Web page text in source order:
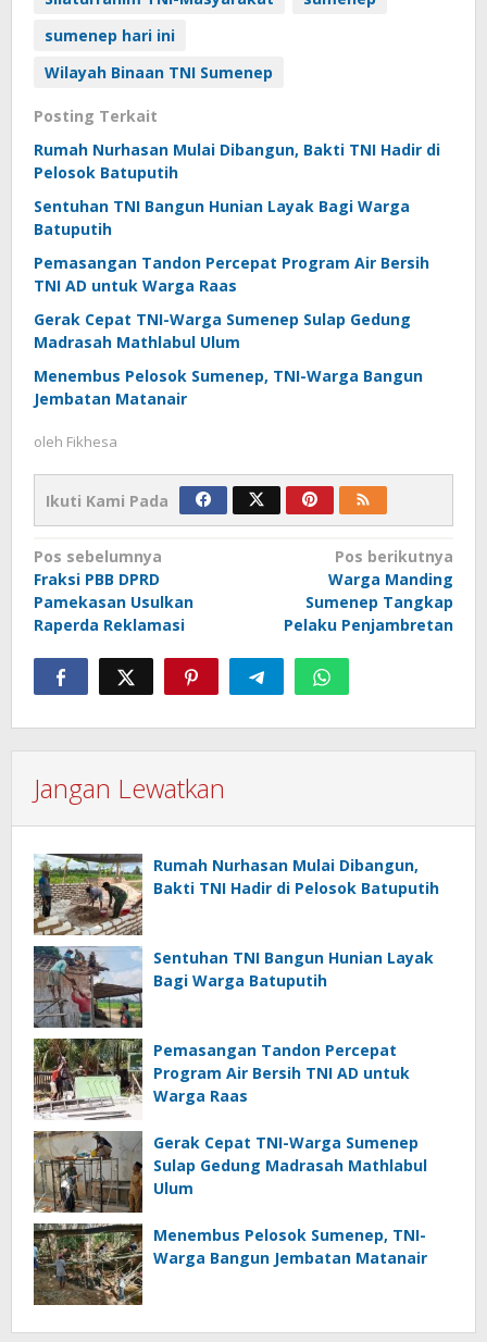
sumenep hari ini
Wilayah Binaan TNI Sumenep
Posting Terkait
Rumah Nurhasan Mulai Dibangun, Bakti TNI Hadir di
Pelosok Batuputih
Sentuhan TNI Bangun Hunian Layak Bagi Warga
Batuputih
Pemasangan Tandon Percepat Program Air Bersih
TNI AD untuk Warga Raas
Gerak Cepat TNI-Warga Sumenep Sulap Gedung
Madrasah Mathlabul Ulum
Menembus Pelosok Sumenep, TNI-Warga Bangun
Jembatan Matanair
oleh Fikhesa
Ikuti Kami Pada
Navigasi
pos
Pos sebelumnya
Fraksi PBB DPRD
Pamekasan Usulkan
Raperda Reklamasi
Pos berikutnya
Warga Manding
Sumenep Tangkap
Pelaku Penjambretan
Jangan Lewatkan
Rumah Nurhasan Mulai Dibangun,
Bakti TNI Hadir di Pelosok Batuputih
Sentuhan TNI Bangun Hunian Layak
Bagi Warga Batuputih
Pemasangan Tandon Percepat
Program Air Bersih TNI AD untuk
Warga Raas
Gerak Cepat TNI-Warga Sumenep
Sulap Gedung Madrasah Mathlabul
Ulum
Menembus Pelosok Sumenep, TNI-
Warga Bangun Jembatan Matanair